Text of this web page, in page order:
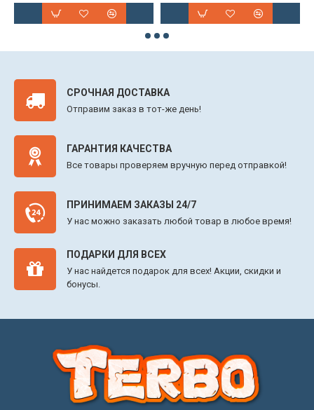
СРОЧНАЯ ДОСТАВКА
Отправим заказ в тот-же день!
ГАРАНТИЯ КАЧЕСТВА
Все товары проверяем вручную перед отправкой!
ПРИНИМАЕМ ЗАКАЗЫ 24/7
У нас можно заказать любой товар в любое время!
ПОДАРКИ ДЛЯ ВСЕХ
У нас найдется подарок для всех! Акции, скидки и
бонусы.